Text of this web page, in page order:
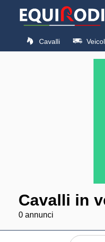
Cavalli
Cavalli in
0 annunci